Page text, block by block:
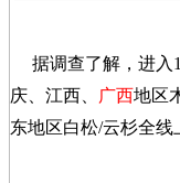
据调查了解，进入
庆、江西、
广西地区
东地区白松/云杉全线